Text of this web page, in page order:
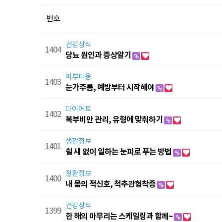
번호
1404
건강상식
당뇨 원인과 증상알기
1403
피부미용
눈가주름, 예방부터 시작해야
1402
다이어트
복부비만 관리, 유형에 맞춰하기
1401
생활정보
쉴 새 없이 일하는 눈피로 푸는 방법
1400
질환정보
내 몸의 적신호, 척추관협착증
1399
건강상식
한 해의 마무리는 스케일링과 함께~